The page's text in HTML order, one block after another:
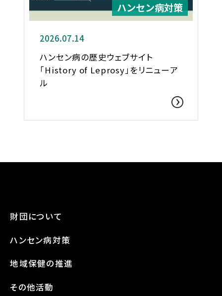
ハンセン病対策
2026.07.14
ハンセン病の歴史ウェブサイト
「History of Leprosy」をリニューア
ル
財団について
ハンセン病対策
地域保健の推進
その他活動